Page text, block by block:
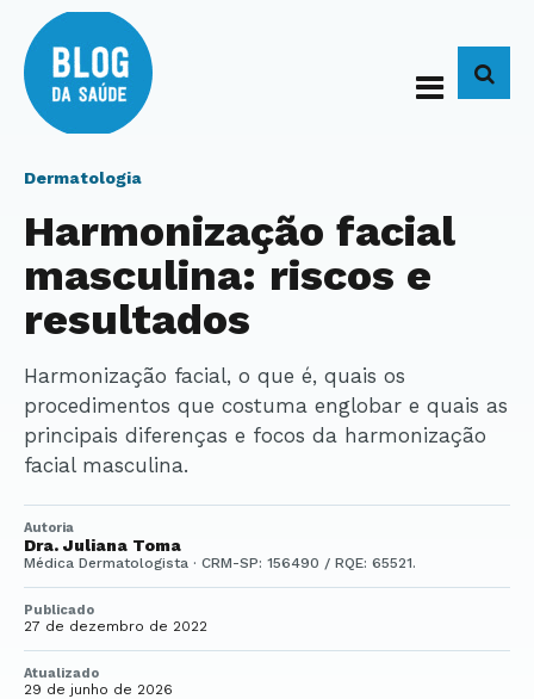
Dermatologia
Harmonização facial
masculina: riscos e
resultados
Harmonização facial, o que é, quais os
procedimentos que costuma englobar e quais as
principais diferenças e focos da harmonização
facial masculina.
Autoria
Dra. Juliana Toma
Médica Dermatologista · CRM-SP: 156490 / RQE: 65521.
Publicado
27 de dezembro de 2022
Atualizado
29 de junho de 2026